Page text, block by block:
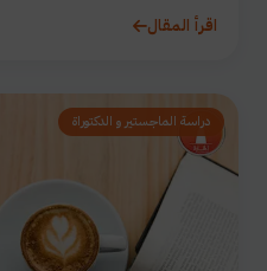
اقرأ المقال
دراسة الماجستير و الدكتوراة